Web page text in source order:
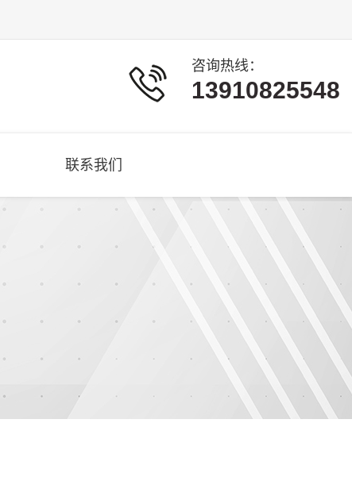
咨询热线：
13910825548
联系我们